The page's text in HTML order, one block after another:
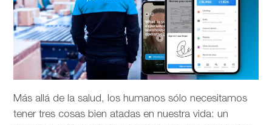
Más allá de la salud, los humanos sólo necesitamos
tener tres cosas bien atadas en nuestra vida: un